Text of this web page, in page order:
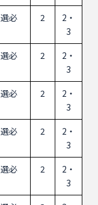
選必 2
2・
3
選必 2
2・
3
選必 2
2・
3
選必 2
2・
3
選必 2
2・
3